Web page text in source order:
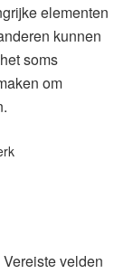
elementen
kunnen
soms
om
Vereiste velden